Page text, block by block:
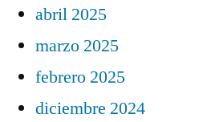
abril 2025
marzo 2025
febrero 2025
diciembre 2024